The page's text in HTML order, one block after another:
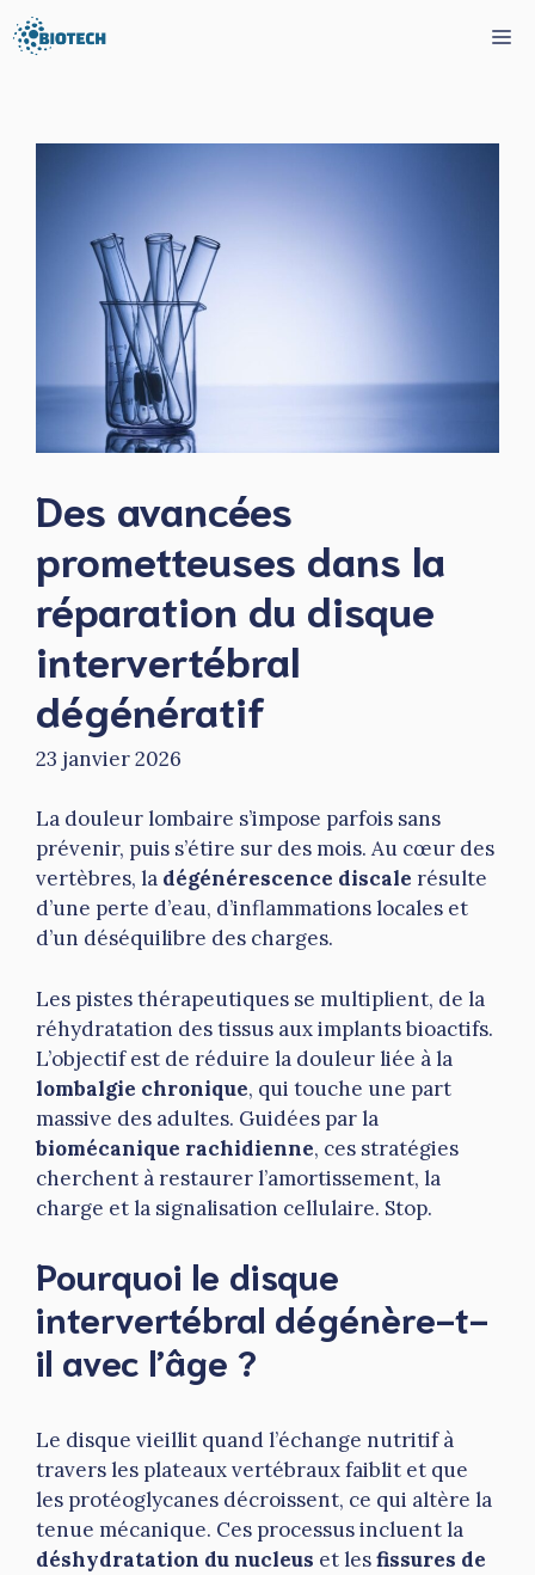
Aller
au
Des avancées
prometteuses dans la
réparation du disque
intervertébral
dégénératif
23 janvier 2026
La douleur lombaire s’impose parfois sans
prévenir, puis s’étire sur des mois. Au cœur des
vertèbres, la dégénérescence discale résulte
d’une perte d’eau, d’inflammations locales et
d’un déséquilibre des charges.
Les pistes thérapeutiques se multiplient, de la
réhydratation des tissus aux implants bioactifs.
L’objectif est de réduire la douleur liée à la
lombalgie chronique, qui touche une part
massive des adultes. Guidées par la
biomécanique rachidienne, ces stratégies
cherchent à restaurer l’amortissement, la
charge et la signalisation cellulaire. Stop.
Pourquoi le disque
intervertébral dégénère-t-
il avec l’âge ?
Le disque vieillit quand l’échange nutritif à
travers les plateaux vertébraux faiblit et que
les protéoglycanes décroissent, ce qui altère la
tenue mécanique. Ces processus incluent la
déshydratation du nucleus et lesfissures de